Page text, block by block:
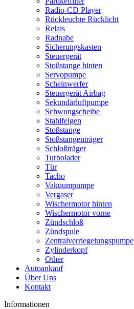
Radio-CD Player
Rückleuchte Rücklicht
Relais
Radnabe
Sicherungskasten
Steuergerät
Stoßstange hinten
Servopumpe
Scheinwerfer
Steuergerät Airbag
Sekundärluftpumpe
Schwungscheibe
Stahlfelgen
Stoßstange
Stoßstangenträger
Schloßträger
Turbolader
Tür
Tacho
Vakuumpumpe
Vergaser
Wischermotor hinten
Wischermotor vorne
Zündschloß
Zündspule
Zentralverriegelungspumpe
Zylinderkopf
Other
Autoankauf
Über Uns
Kontakt
Informationen